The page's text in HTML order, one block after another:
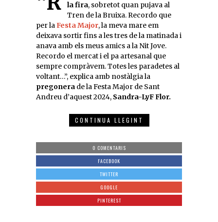
la fira, sobretot quan pujava al
Tren de la Bruixa. Recordo que
per laFesta Major, la meva mare em
deixava sortir fins a les tres de la matinada i
anava amb els meus amics a la Nit Jove.
Recordo el mercat i el pa artesanal que
sempre compràvem. Totes les paradetes al
voltant…”, explica amb nostàlgia la
pregonera de la Festa Major de Sant
Andreu d’aquest 2024, Sandra-LyF Flor.
CONTINUA LLEGINT
0 COMENTARIS
FACEBOOK
TWITTER
GOOGLE
PINTEREST